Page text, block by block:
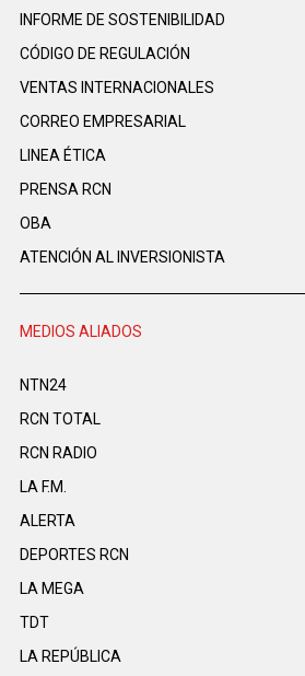
INFORME DE SOSTENIBILIDAD
CÓDIGO DE REGULACIÓN
VENTAS INTERNACIONALES
CORREO EMPRESARIAL
LINEA ÉTICA
PRENSA RCN
OBA
ATENCIÓN AL INVERSIONISTA
MEDIOS ALIADOS
NTN24
RCN TOTAL
RCN RADIO
LA F.M.
ALERTA
DEPORTES RCN
LA MEGA
TDT
LA REPÚBLICA